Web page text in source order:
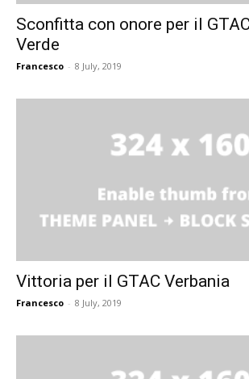
Sconfitta con onore per il
Verde
Francesco - 8 July, 2019
Vittoria per il GTAC Verbania
Francesco - 8 July, 2019